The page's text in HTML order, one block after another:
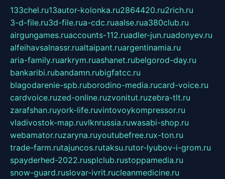
133chel.ru13autor-kolonka.ru2864420.ru2rich.ru
3-d-file.ru3d-file.rua-cdc.ruaalse.rua380club.ru
airgungames.ruaccounts-112.ruadler-jun.ruadonyev.ru
alfeihavsalnassr.rualtaipant.ruargentinamia.ru
aria-family.ruarkrym.ruashanet.rubelgorod-day.ru
bankaribi.rubandamn.rubigfatcc.ru
blagodarenie-spb.ruborodino-media.rucard-voice.ru
cardvoice.ruzed-online.ruzvonitut.ruzebra-tlt.ru
zarafshan.ruyork-life.ruvintovoykompressor.ru
vladivostok-map.ruvlknrussia.ruwasabi-shop.ru
webamator.ruzaryna.ruyoutubefree.rux-ton.ru
trade-farm.rutajuncos.rutaksu.rutor-lyubov-i-grom.ru
spayderhed-2022.rusplclub.rustoppamedia.ru
snow-guard.ruslovar-ivrit.rucleanmedicine.ru